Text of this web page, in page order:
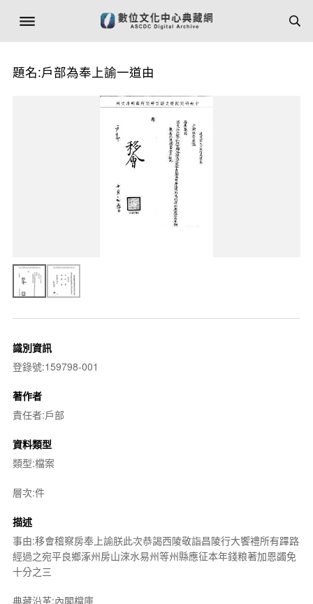
題名:戶部為奉上諭一道由
識別資訊
登錄號:159798-001
著作者
責任者:戶部
資料類型
類型:檔案
層次:件
描述
事由:移會稽察房奉上諭朕此次恭謁西陵敬詣昌陵行大饗禮所有蹕路
經過之宛平良鄉涿州房山淶水易州等州縣應征本年錢粮著加恩蠲免
十分之三
典藏沿革:內閣檔庫